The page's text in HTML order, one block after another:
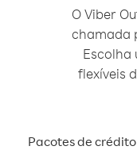
O Viber
chamada
Escolha
flexíveis
Pacotes de crédito